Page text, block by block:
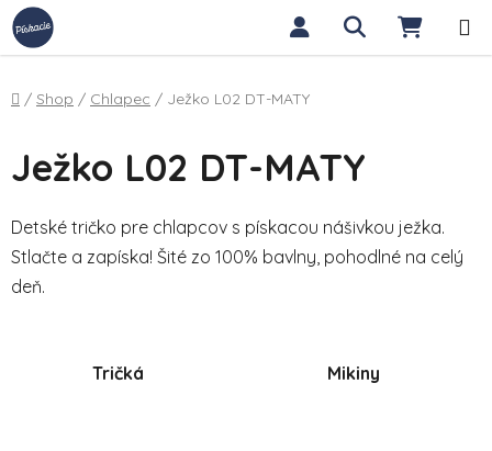
Prejsť na obsah Hľadať
Domov
/ Shop / Chlapec / Ježko L02 DT-MATY
Ježko L02 DT-MATY
Detské tričko pre chlapcov s pískacou nášivkou ježka.
Stlačte a zapíska! Šité zo 100% bavlny, pohodlné na celý
deň.
Tričká Mikiny